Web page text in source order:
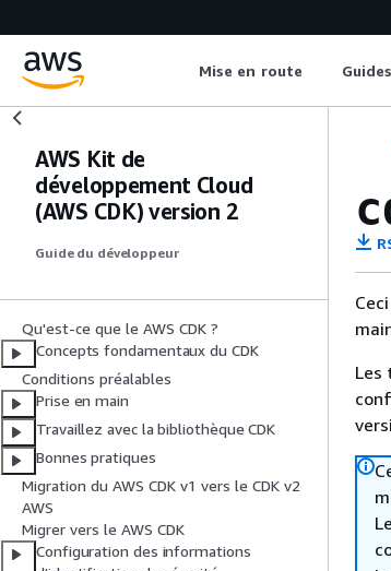
Mise en route
AWS Kit de
développement Cloud
(AWS CDK) version 2
Guide du développeur
Qu'est-ce que le AWS CDK ?
Concepts fondamentaux du CDK
Conditions préalables
Prise en main
Travaillez avec la bibliothèque CDK
Bonnes pratiques
Migration du AWS CDK v1 vers le CDK v2
AWS
Migrer vers le AWS CDK
Configuration des informations
Les